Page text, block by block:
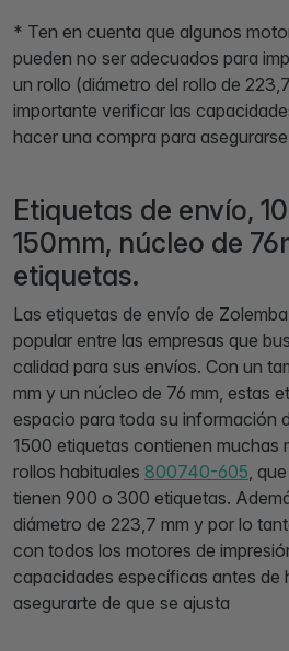
* Ten en cuenta que algunos
pueden no ser adecuados para
un rollo (diámetro del rollo de
importante verificar las
hacer una compra para
Etiquetas de envío,
150mm, núcleo de
etiquetas.
Las etiquetas de envío de
popular entre las empresas que
calidad para sus envíos. Con un
mm y un núcleo de 76 mm, estas
espacio para toda su información
1500 etiquetas contienen muchas
rollos habituales 800740-605 ,
tienen 900 o 300 etiquetas.
diámetro de 223,7 mm y por lo
con todos los motores de
capacidades específicas antes de
asegurarte de que se ajusta